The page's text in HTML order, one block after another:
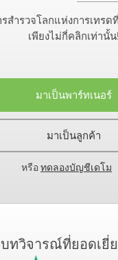
สำรวจโลกแห่งการเทรด
เพียงไม่กี่คลิกเท่านั้น!
มาเป็นพาร์ทเนอร์
มาเป็นลูกค้า
หรือทดลองบัญชีเดโม
บทวิจารณ์ที่ยอดเยี่